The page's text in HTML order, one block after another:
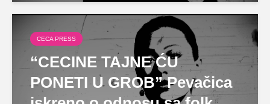
CECA PRESS
“CECINE TAJNE ĆU
PONETI U GROB” Pevačica